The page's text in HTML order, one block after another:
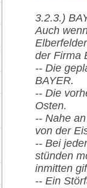
3.2.3.)
Auch
der Firma
-- Die
BAYER.
-- Die
Osten.
-- Nahe
von der
-- Bei
stünden
inmitten
-- Ein